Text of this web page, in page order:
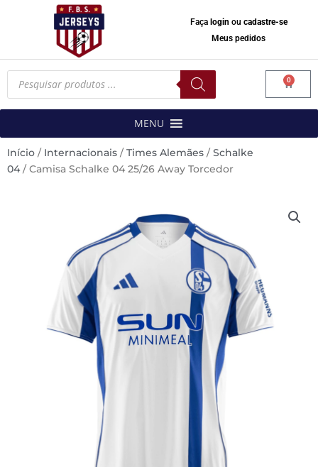
Faça loginou cadastre-se
Meus pedidos
Pesquisar
produtos 0
MENU
Início / Internacionais /Times Alemães /Schalke
04 / Camisa Schalke 04 25/26 Away Torcedor